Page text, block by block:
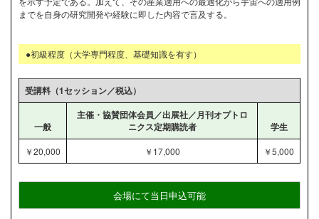
までを自身の研究開発や経験に即した内容で言及する。
●初級程度（大学専門程度、基礎知識を有す）
受講料（1セッション／税込）
一般
主催・協賛団体会員／出展社／月刊オプトロ
ニクス定期購読者
学生
￥20,000 ￥17,000 ￥5,000
会場にて当日申込可能